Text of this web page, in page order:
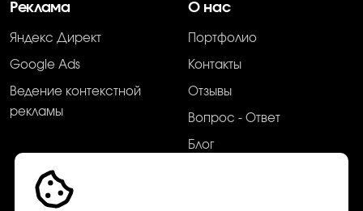
Реклама
Яндекс Директ
Google Ads
Ведение контекстной
рекламы
О нас
Портфолио
Контакты
Отзывы
Вопрос - Ответ
Блог